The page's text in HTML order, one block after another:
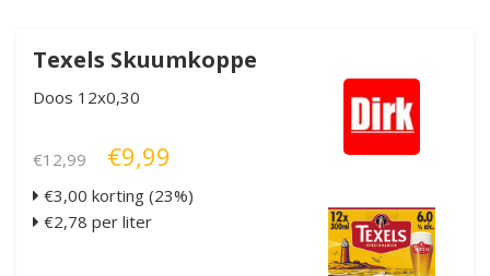
Texels Skuumkoppe
Doos 12x0,30
€12,99 €9,99
€3,00 korting (23%)
€2,78 per liter